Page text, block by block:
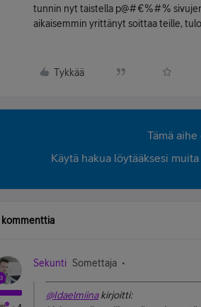
tunnin nyt taistella p@#€%#%
aikaisemmin yrittänyt soittaa teille,
Tykkää
Tämä
Käytä hakua löytääksesi
kommenttia
Sekunti Somettaja
@Idaelmiinakirjoitti: